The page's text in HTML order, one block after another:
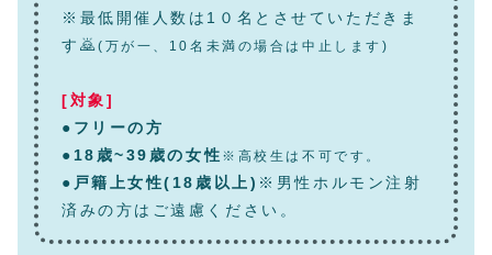
※最低開催人数は1０名とさせていただきま
す🙇(万が一、10名未満の場合は中止します)
[対象]
●フリーの方
● 18歳~39歳の女性 ※高校生は不可です。
● 戸籍上女性(18歳以上) ※男性ホルモン注射
済みの方はご遠慮ください。